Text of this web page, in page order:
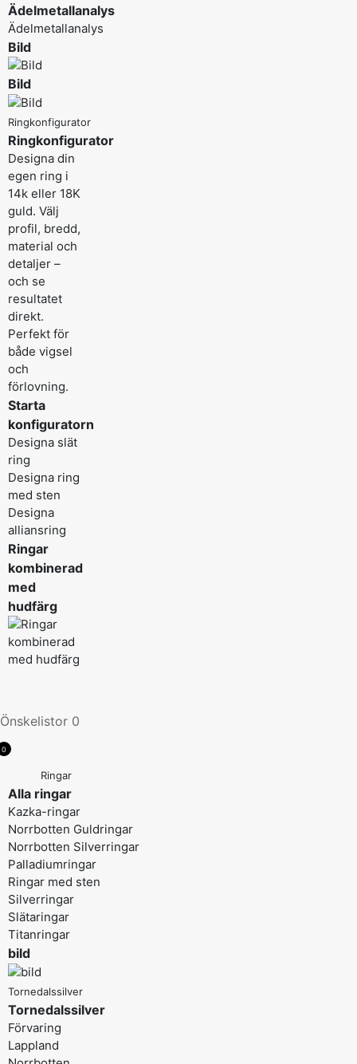
Ädelmetallanalys
Ädelmetallanalys
Bild
Bild
Ringkonfigurator
Ringkonfigurator
Designa din
egen ring i
14k eller 18K
guld. Välj
profil, bredd,
material och
detaljer –
och se
resultatet
direkt.
Perfekt för
både vigsel
och
förlovning.
Starta
konfiguratorn
Designa slät
ring
Designa ring
med sten
Designa
alliansring
Ringar
kombinerad
med
hudfärg
Önskelistor 0
0
Ringar
Alla ringar
Kazka-ringar
Norrbotten Guldringar
Norrbotten Silverringar
Palladiumringar
Ringar med sten
Silverringar
Slätaringar
Titanringar
bild
Tornedalssilver
Tornedalssilver
Förvaring
Lappland